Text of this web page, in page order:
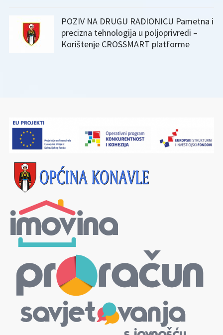
POZIV NA DRUGU RADIONICU Pametna i
precizna tehnologija u poljoprivredi –
Korištenje CROSSMART platforme